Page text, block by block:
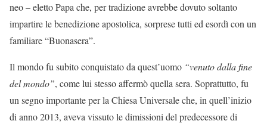
neo – eletto Papa che, per tradizione avrebbe dovuto soltanto
impartire le benedizione apostolica, sorprese tutti ed esordì con un
familiare “Buonasera”.
Il mondo fu subito conquistato da quest’uomo “venuto dalla fine
del mondo”, come lui stesso affermò quella sera. Soprattutto, fu
un segno importante per la Chiesa Universale che, in quell’inizio
di anno 2013, aveva vissuto le dimissioni del predecessore di